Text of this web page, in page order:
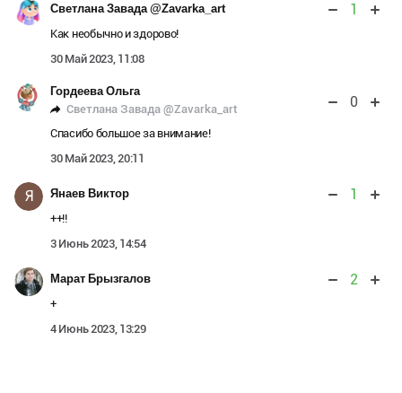
Светлана Завада @Zavarka_art 1
Как необычно и здорово!
30 Май 2023, 11:08
Гордеева Ольга
Светлана Завада @Zavarka_art
0
Спасибо большое за внимание!
30 Май 2023, 20:11
Я Янаев Виктор 1
++!!
3 Июнь 2023, 14:54
Марат Брызгалов 2
+
4 Июнь 2023, 13:29